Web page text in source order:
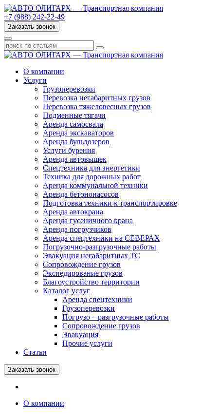
+7 (988) 242-22-49
Заказать звонок
О компании
Услуги
Грузоперевозки
Перевозка негабаритных грузов
Перевозка тяжеловесных грузов
Подменные тягачи
Аренда самосвала
Аренда экскаваторов
Аренда бульдозеров
Услуги бурения
Аренда автовышек
Спецтехника для энергетики
Техника для дорожных работ
Аренда коммунальной техники
Аренда бетононасосов
Подготовка техники к транспортировке
Аренда автокрана
Аренда гусеничного крана
Аренда погрузчиков
Аренда спецтехники на СЕВЕРАХ
Погрузочно-разгрузочные работы
Эвакуация негабаритных ТС
Сопровождение грузов
Экспедирование грузов
Благоустройство территории
Каталог услуг
Аренда спецтехники
Грузоперевозки
Погрузо – разгрузочные работы
Сопровождение грузов
Эвакуация
Прочие услуги
Статьи
Заказать звонок
О компании